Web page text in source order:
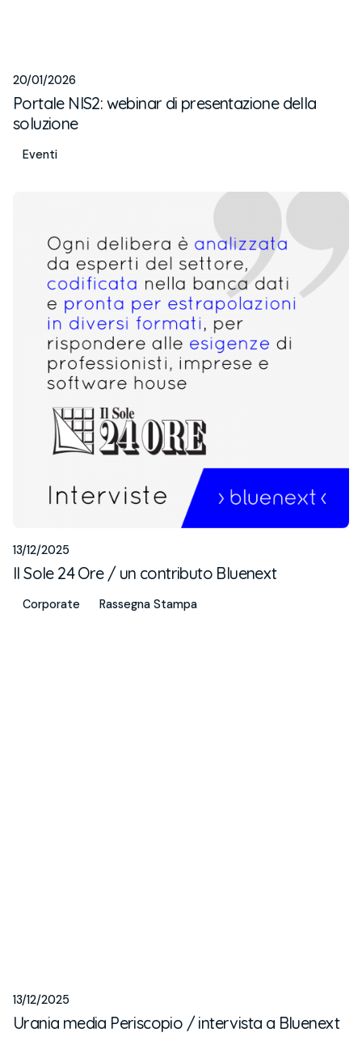
20/01/2026
Portale NIS2: webinar di presentazione della
soluzione
Eventi
13/12/2025
Il Sole 24 Ore / un contributo Bluenext
Corporate Rassegna Stampa
13/12/2025
Urania media Periscopio / intervista a Bluenext